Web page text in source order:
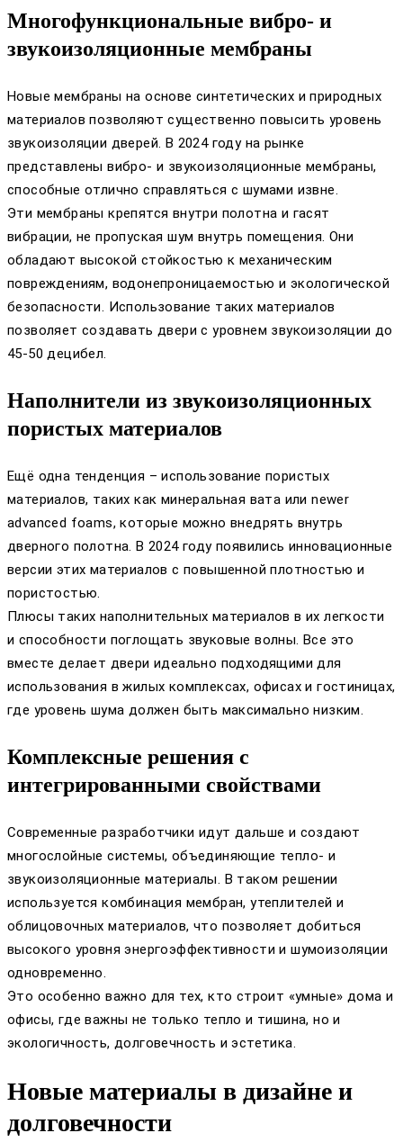
Многофункциональные вибро- и
звукоизоляционные мембраны
Новые мембраны на основе синтетических и природных
материалов позволяют существенно повысить уровень
звукоизоляции дверей. В 2024 году на рынке
представлены вибро- и звукоизоляционные мембраны,
способные отлично справляться с шумами извне.
Эти мембраны крепятся внутри полотна и гасят
вибрации, не пропуская шум внутрь помещения. Они
обладают высокой стойкостью к механическим
повреждениям, водонепроницаемостью и экологической
безопасности. Использование таких материалов
позволяет создавать двери с уровнем звукоизоляции до
45-50 децибел.
Наполнители из звукоизоляционных
пористых материалов
Ещё одна тенденция – использование пористых
материалов, таких как минеральная вата или newer
advanced foams, которые можно внедрять внутрь
дверного полотна. В 2024 году появились инновационные
версии этих материалов с повышенной плотностью и
пористостью.
Плюсы таких наполнительных материалов в их легкости
и способности поглощать звуковые волны. Все это
вместе делает двери идеально подходящими для
использования в жилых комплексах, офисах и гостиницах,
где уровень шума должен быть максимально низким.
Комплексные решения с
интегрированными свойствами
Современные разработчики идут дальше и создают
многослойные системы, объединяющие тепло- и
звукоизоляционные материалы. В таком решении
используется комбинация мембран, утеплителей и
облицовочных материалов, что позволяет добиться
высокого уровня энергоэффективности и шумоизоляции
одновременно.
Это особенно важно для тех, кто строит «умные» дома и
офисы, где важны не только тепло и тишина, но и
экологичность, долговечность и эстетика.
Новые материалы в дизайне и
долговечности